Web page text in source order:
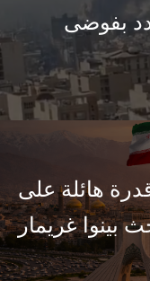
بفوضى
هائلة على
بينوا غريمار